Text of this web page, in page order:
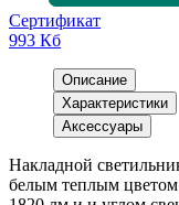
Сертификат
993 Кб
Описание
Характеристики
Аксессуары
Накладной
белым теплым